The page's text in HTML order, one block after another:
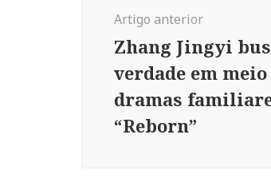
Artigo anterior
Zhang Jingyi
verdade em meio
dramas
“Reborn”